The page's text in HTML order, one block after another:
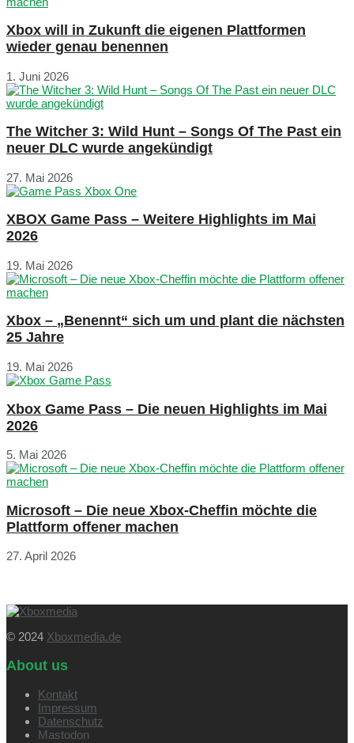
Xbox will in Zukunft die eigenen Plattformen
wieder genau benennen
1. Juni 2026
The Witcher 3: Wild Hunt – Songs Of The Past ein
neuer DLC wurde angekündigt
27. Mai 2026
XBOX Game Pass – Weitere Highlights im Mai
2026
19. Mai 2026
Xbox – „Benennt“ sich um und plant die nächsten
25 Jahre
19. Mai 2026
Xbox Game Pass – Die neuen Highlights im Mai
2026
5. Mai 2026
Microsoft – Die neue Xbox-Cheffin möchte die
Plattform offener machen
27. April 2026
© 2024 Xboxmedia.de
About us
Kontakt
Impressum
Datenschutz
Mastodon